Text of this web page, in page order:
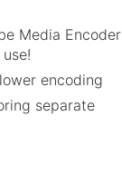
Media Encoder
encoding
separate